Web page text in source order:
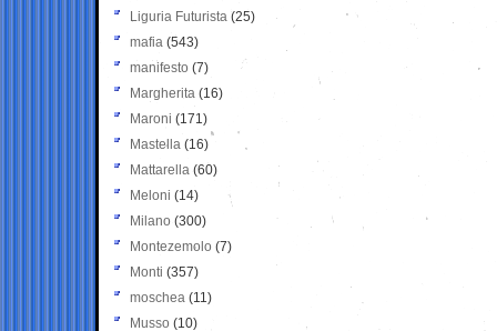
Liguria Futurista (25)
mafia (543)
manifesto (7)
Margherita (16)
Maroni (171)
Mastella (16)
Mattarella (60)
Meloni (14)
Milano (300)
Montezemolo (7)
Monti (357)
moschea (11)
Musso (10)